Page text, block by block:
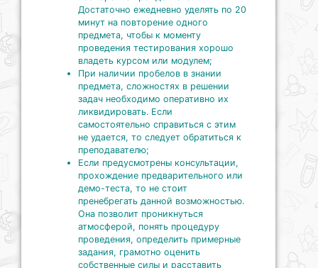
Достаточно ежедневно уделять по 20
минут на повторение одного
предмета, чтобы к моменту
проведения тестирования хорошо
владеть курсом или модулем;
При наличии пробелов в знании
предмета, сложностях в решении
задач необходимо оперативно их
ликвидировать. Если
самостоятельно справиться с этим
не удается, то следует обратиться к
преподавателю;
Если предусмотрены консультации,
прохождение предварительного или
демо-теста, то не стоит
пренебрегать данной возможностью.
Она позволит проникнуться
атмосферой, понять процедуру
проведения, определить примерные
задания, грамотно оценить
собственные силы и расставить